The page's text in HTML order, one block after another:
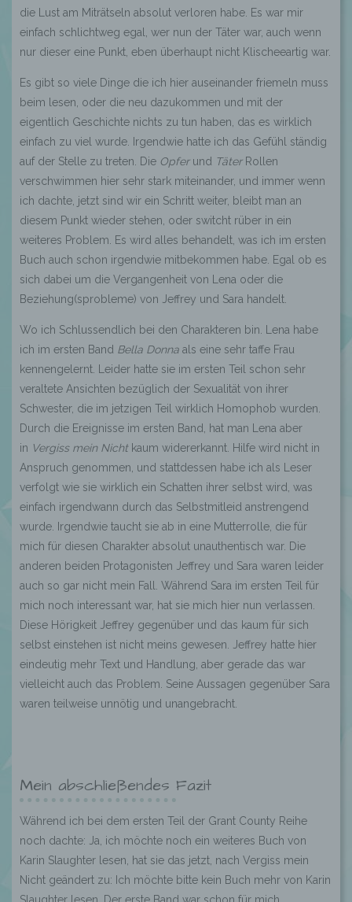
die Lust am Miträtseln absolut verloren habe. Es war mir
einfach schlichtweg egal, wer nun der Täter war, auch wenn
nur dieser eine Punkt, eben überhaupt nicht Klischeeartig war.
Es gibt so viele Dinge die ich hier auseinander friemeln muss
beim lesen, oder die neu dazukommen und mit der
eigentlich Geschichte nichts zu tun haben, das es wirklich
einfach zu viel wurde. Irgendwie hatte ich das Gefühl ständig
auf der Stelle zu treten. Die Opfer und Täter Rollen
verschwimmen hier sehr stark miteinander, und immer wenn
ich dachte, jetzt sind wir ein Schritt weiter, bleibt man an
diesem Punkt wieder stehen, oder switcht rüber in ein
weiteres Problem. Es wird alles behandelt, was ich im ersten
Buch auch schon irgendwie mitbekommen habe. Egal ob es
sich dabei um die Vergangenheit von Lena oder die
Beziehung(sprobleme) von Jeffrey und Sara handelt.
Wo ich Schlussendlich bei den Charakteren bin. Lena habe
ich im ersten Band Bella Donna als eine sehr taffe Frau
kennengelernt. Leider hatte sie im ersten Teil schon sehr
veraltete Ansichten bezüglich der Sexualität von ihrer
Schwester, die im jetzigen Teil wirklich Homophob wurden.
Durch die Ereignisse im ersten Band, hat man Lena aber
in Vergiss mein Nichtkaum widererkannt. Hilfe wird nicht in
Anspruch genommen, und stattdessen habe ich als Leser
verfolgt wie sie wirklich ein Schatten ihrer selbst wird, was
einfach irgendwann durch das Selbstmitleid anstrengend
wurde. Irgendwie taucht sie ab in eine Mutterrolle, die für
mich für diesen Charakter absolut unauthentisch war. Die
anderen beiden Protagonisten Jeffrey und Sara waren leider
auch so gar nicht mein Fall. Während Sara im ersten Teil für
mich noch interessant war, hat sie mich hier nun verlassen.
Diese Hörigkeit Jeffrey gegenüber und das kaum für sich
selbst einstehen ist nicht meins gewesen. Jeffrey hatte hier
eindeutig mehr Text und Handlung, aber gerade das war
vielleicht auch das Problem. Seine Aussagen gegenüber Sara
waren teilweise unnötig und unangebracht.
Mein abschließendes Fazit
Während ich bei dem ersten Teil der Grant County Reihe
noch dachte: Ja, ich möchte noch ein weiteres Buch von
Karin Slaughter lesen, hat sie das jetzt, nach Vergiss mein
Nicht geändert zu: Ich möchte bitte kein Buch mehr von Karin
Slaughter lesen. Der erste Band war schon für mich